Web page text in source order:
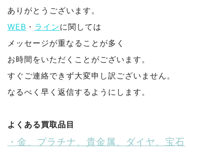
ありがとうございます。
WEB ・ ラインに関しては
メッセージが重なることが多く
お時間をいただくことがございます。
すぐご連絡できず大変申し訳ございません。
なるべく早く返信するようにします。
よくある買取品目
・金、プラチナ、貴金属、ダイヤ、宝石